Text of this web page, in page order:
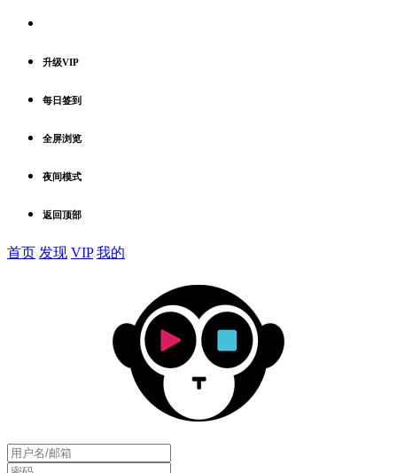
升级VIP
每日签到
全屏浏览
夜间模式
返回顶部
首页 发现 VIP 我的